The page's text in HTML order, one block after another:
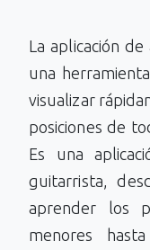
La aplicación
una
visualizar
posiciones de
Es una
guitarrista,
aprender los
menores